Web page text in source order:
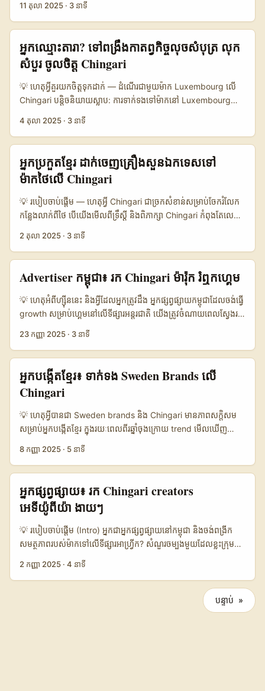
ប្រាស់នៅម៉្យានម៉ា (လျှောက်ការប្រើ rials, local channels), និង proof-of-
value (វីដេអូដែលបង្ហាញ conversion, lead samples) — អ្នកដែល
ជាច្រើន។ 📊 សេចក្តីសង្ខេបទិន្នន័យ 🧩 Metric Chingari (Myanmar-
focus) TikTok (regional) Local FB Pages 👥 Monthly Active
1.200.000 8.500.000 600.000 📈 Avg Engagement 5.6%
9.2% 3.8% 💸 Avg CPM for brand reach USD 4.5 USD 6.8
USD 2.1 🧾 Ease of Outreach High (local creators) Medium
Low តារាងខាងលើបង្ហាញថា Chingari មានប្រជាប្រិយភាពលើសម្រាប់ការ
ក្នុងការសហការ។ TikTok មានកម្រិត engagement ខ្ពស់ប៉ុន្តែក្លាយជាការ
ប្រកួតប្រជែងខ្លាំង; local Facebook pages មានលក់ថោកប៉ុន្តែ reach
និង engagement ខ្សោយជាងទាំងពីរ។ ...
ផ្សារ niche ឬ diaspora ដូចជា Nepal — Chingari គឺជាជម្រើសដែល
ប្រាក់ខ្នាតតូច (short-form) កំពុងធ្វើឲ្យ micro-influencers មាន
engagement ខ្ពស់ជាងដែលក្រៅនេះ។ សំណួរដែលអ្នករក្សាសម្រួល: តើធ្វើ
ដូចម្តេចដើម្បីស្វែងរក creator ត្រឹមត្រូវនៅ Nepal, តេស្ដ MVP ឬ
concept, និងព្រមទាំងធានាថា campaign នឹងទទួលការសហការ និង
ដល់ target users ពិតប្រាកដ? អត្ថបទនេះផ្តល់ផែនការអនុវត្ត ដែលបង្កើន
សមត្ថភាព success និងកាត់បន្ថយការលំបាក cross-border — លេង
សាមញ្ញ បែបទាំងអនុវត្តបានភ្លាម។ 📊 ទិន្នន័យទិញឃ្លាំង (Data
Snapshot) 🧩 Metric Chingari Nepal TikTok Nepal
1.800.000 📈 Avg Engagement (micro) 9.5% 11% 7% 💸
Avg Creator Fee (micro) USD 40 USD 60 USD 35 ⏱️ Time
Tools In-app search, local groups Platform API, agencies
Hashtags, DMs តារាងបង្ហាញថា Chingari មាន Monthly Active
user សាកសមសម្រាប់ niche testing ជាពិសេសដោយ engagement
អ្នកចង់ការពារកម្រៃ និងទូលំទូលាយ។ ជាមួយ TikTok អ្នកទទួលបាន
សមត្ថភាព viral លឿន ប៉ុន្តែថ្លៃខ្ពស់; Instagram ល្អសម្រាប់ visual
branding និង long-form relationship building។ ...
11 តុលា 2025 · 3 នាទី
អ្នកឈ្មោះតារា? ទៅពង្រឹងកាតព្វកិច្ចលុចសំបុត្រ លុក
សំបួរ ចូលចិត្ត Chingari
💡 ហេតុអ្វីគួរយកចិត្តទុកដាក់ — ដំណើរជាមួយម៉ាក Luxembourg លើ
Chingari បន្តិចនិយាយស្លាប: ការទាក់ទងទៅម៉ាកនៅ Luxembourg
promo មានរឿងដាច់ខាតពិសេស។ Luxembourg មានម៉ាកធម្មជាតិ
នៅអឺរ៉ុបចំណូលខ្ពស់ — នេះបើកឱកាសសម្រាប់ content ដែល target
audience ជាអ្នកទេសចរណ៍, shoppers luxury និង B2B buyers។
នៅកម្ពុជា ពេលអ្នកសាកល្បងស្នាក់នៅលើ Chingari — ជំហានមិនមែន
ត្រឹមបង្ហាញទេ វាជារៀបចំបែប strategic: ចាប់ផ្តើមពីការយល់ដឹងពីម៉ាក
Luxembourg, បង្ហាញគំរូ localized, និង ផ្តល់ KPI សងខាង។ អត្ថបទ
នេះប្រើចំណេះដឹងលើគន្លងផ្សព្វផ្សាយ, ទិន្នន្យ័យទីផ្សារ (យោងពី
Globenewswire report trends លើ luxury និង innovation), និង
practical outreach scripts ដែលអ្នកអាចប្រើបានពហុទ្វារ។ ...
4 តុលា 2025 · 3 នាទី
អ្នកប្រកួតខ្មែរ ដាក់ចេញគ្រឿងសួនឯកទេសទៅ
ម៉ាកថៃលើ Chingari
💡 របៀបចាប់ផ្តើម — ហេតុអ្វី Chingari ជាច្រកសំខាន់សម្រាប់ចែករំលែក
កន្លែងលាក់ពីថៃ បើយើងមើលពីទ្រឹស្តី និងពិភាក្សា Chingari កំពុងតែលេច
បែប UGC, challenge និង livestream ដែលអាចញាតិផលចម្រុះ។
local gems (ហាងបឺតៗ, សួនច្បារ, បង្អែមទំហំតូច) — តម្រូវការមិនត្រឹម
ត្រូវជាច្រើនទេ: content hook ដែលទាក់ទាញ, ផ្នែក localized (ភាសា/
តម្លៃ), និង path to brand contact (DM ផ្ទាល់, email ជាផ្លូវការ, ឬ
platform collab features)។ នៅលើទដ្ឋភាពផ្លូវហេតុការណ៍ពិភពលោក,
Meituan, Ctrip, Alipay, Douyin) បានបង្ហាញថា កញ្ចប់ប្រូម៉ូសិនដែល
ផ្តល់ value (discounts, cashback, e-coupons, livestream
សញ្ញាមួយសម្រាប់ម៉ាកថៃ: ពួកគេចង់ឃើញ UGC ដែលបង្ហាញថា “worth
it” សម្រាប់ភ្ញៀវក្នុងតម្លៃ និងបទពិសោធន៍។ ...
2 តុលា 2025 · 3 នាទី
Advertiser កម្ពុជា៖ រក Chingari ម៉ារ៉ុក រំឮកហ្គេម
💡 ហេតុអំពីហ្ស៊ីននេះ និង​អ្វីដែលអ្នកត្រូវដឹង អ្នកផ្សព្វផ្សាយកម្ពុជាដែលចង់ធ្វើ
growth សម្រាប់ហ្គេមនៅលើទីផ្សារអន្តរជាតិ យើងត្រូវចំណាយពេលស្វែងរក
creators” សំខាន់ ព្រោះ Chingari កំពុងទទួលការចាប់អារម្មណ៍នៅប៉ុន្មាន
stream, និង memetic challenges — តែការភ្ជាប់ពួកគេចំពោះអាជីវ
កម្មក្រៅប្រទេសត្រូវការយុទ្ធសាស្ត្រ។ ខែកញ្ញា 2025 ទុកឲ្យយើងឃើញថាការ
ប្រើប្លាតហ្វមថ្មីៗ និង meme tokens កំពុងបង្ហាញការចូលទៅ
ក្នុងសហគមន៍ហ្គេម (សំដៅពីទិន្នន័យ​លហ្សីន និងពហុប្រភពដំណឹងទូទៅ)។
ដូច្នេះលទ្ធផល​សម្រាប់អ្នក: ការរក Chingari creators ម៉ារ៉ុក មិនគ្រាន់តែ
ស្វែង username និង DM មួយទេ — ត្រូវមាន localization ស៊ីភី,
creative briefs យ៉ាងច្បាស់, និង KPI ប្រកបដោយសមត្ថភាព។ 📊
Data Snapshot Table — ការប្រៀបធៀបវេទិកាត្រូវបានប្រើសម្រាប់
YouTube ម៉ារ៉ុក 👥 Monthly Active 1.200.000 2.500.000
1.800.000 📈 Average Engagement 8% 12% 6% 💬 Gaming
Content Share 35% 45% 20% 💰 Creator Monetization
Options Ads／Live Gifts Ads／Live Gifts／Brand Deals
Sponsor／Membership 🔎 Discovery Tools In-app search
／Hashtags Creator Marketplace／Hashtags Search／
engagement ល្អបំផុតសម្រាប់ content ហ្គេមនៅម៉ារ៉ុក, ប៉ុន្តែ Chingari
មានសមត្ថភាពក្នុង niche gaming content និងថ្មីៗ។ សម្រាប់
advertiser កម្ពុជា — ធ្វើការភ្ជាប់ជាមួយ creators នៅលើច្រើនវេទិកា។
23 កញ្ញា 2025 · 3 នាទី
អ្នកបង្កើតខ្មែរ៖ ទាក់ទង Sweden Brands លើ
Chingari
💡 ហេតុអ្វីបានជា Sweden brands និង Chingari មានភាពសក្ដិសម
សម្រាប់អ្នកបង្កើតខ្មែរ ក្នុងរយៈពេលពីរឆ្នាំចុងក្រោយ trend មើលឃើញ
UGC និង micro-influencers ដើម្បីបង្ហាញ “hidden local gems”
បានជាផ្លូវការ ឬធម្មតានោះទេ — វាត្រូវការវិធីសាស្ត្រជាក់លាក់:
personalization, proof-of-performance, និង localized
storytelling។ យ៉ាងដែលគួរយកចិត្តទុកដាក់ — campaigns ផ្នែក
FMCG និង FMCG-adjacent ដែលមាន prize draws លើ
packaging បានទទួលសកម្មភាពខ្លាំង (reported interactions លើស
130.000) — នេះជាឧទាហរណ៍ថាប្រសិនបើអ្នកបង្កើតស្គាល់របៀបចែក
content ដែលទាក់ទាញនិងអាចប្រើ mechanics (giveaways,
redeemable points) brand អាចចាប់អារម្មណ៍បានយល់ច្បាស់។
(យោង: ITBizNews ព័ត៌មានលើកលែងដែលរំលេច Cremo និងការ
8 កញ្ញា 2025 · 5 នាទី
អ្នកផ្សព្វផ្សាយ៖ រក Chingari creators
អេទីយ៉ូពីយ៉ា ងាយៗ
💡 របៀបចាប់ផ្តើម (Intro) អ្នកជា​អ្នកផ្សព្វផ្សាយនៅ​កម្ពុជា និងចង់ពង្រីក​
សមត្ថភាពរបស់ម៉ាកទៅលើទីផ្សារអាហ្វ្រីក? សំណួរចម្បងមួយដែលខ្លះក្រុម
ពីអេទីយ៉ូពីយ៉ា សម្រាប់ product seeding?” — ពេលនេះ Chingari
អ្នកផ្ទាល់អាចធ្វើ growth តម្លៃថោកបើធ្វើត្រឹមត្រូវ។ អត្ថបទនេះសម្រាប់
advertisers និង growth managers នៅកម្ពុជា — ខ្ញុំបំបែកជាដំណើរ
2 កញ្ញា 2025 · 4 នាទី
បន្ទាប់ »